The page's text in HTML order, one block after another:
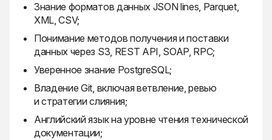
Знание форматов данных JSON lines, Parquet,
XML, CSV;
Понимание методов получения и поставки
данных через S3, REST API, SOAP, RPC;
Уверенное знание PostgreSQL;
Владение Git, включая ветвление, ревью
и стратегии слияния;
Английский язык на уровне чтения технической
документации;